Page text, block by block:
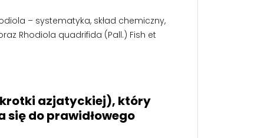
– systematyka, skład chemiczny,
Rhodiola quadrifida (Pall.) Fish et
azjatyckiej), który
do prawidłowego